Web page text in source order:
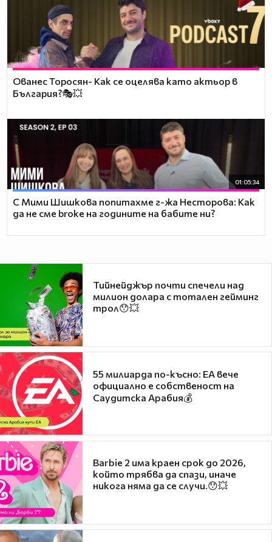
Ованес Торосян- Как се оцелява като актьор в
България?🎭💥
01:05:34
С Мими Шишкова попитахме г-жа Несторова: Как
да не сме broke на годините на бабите ни?
Тийнейджър почти спечели над
милион долара с тотален гейминг
трол😯💥
55 милиарда по-късно: EA вече
официално е собственост на
Саудитска Арабия💰
Barbie 2 има краен срок до 2026,
който трябва да спази, иначе
никога няма да се случи.😯💥